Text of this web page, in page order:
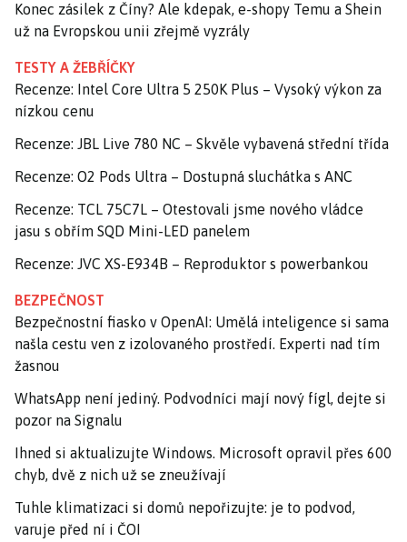
Konec zásilek z Číny? Ale kdepak, e-shopy Temu a Shein
už na Evropskou unii zřejmě vyzrály
TESTY A ŽEBŘÍČKY
Recenze: Intel Core Ultra 5 250K Plus – Vysoký výkon za
nízkou cenu
Recenze: JBL Live 780 NC – Skvěle vybavená střední třída
Recenze: O2 Pods Ultra – Dostupná sluchátka s ANC
Recenze: TCL 75C7L – Otestovali jsme nového vládce
jasu s obřím SQD Mini-LED panelem
Recenze: JVC XS-E934B – Reproduktor s powerbankou
BEZPEČNOST
Bezpečnostní fiasko v OpenAI: Umělá inteligence si sama
našla cestu ven z izolovaného prostředí. Experti nad tím
žasnou
WhatsApp není jediný. Podvodníci mají nový fígl, dejte si
pozor na Signalu
Ihned si aktualizujte Windows. Microsoft opravil přes 600
chyb, dvě z nich už se zneužívají
Tuhle klimatizaci si domů nepořizujte: je to podvod,
varuje před ní i ČOI